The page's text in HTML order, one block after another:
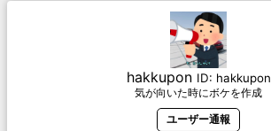
hakkupon ID: hakkupon
気が向いた時にボケを作成
ユーザー通報